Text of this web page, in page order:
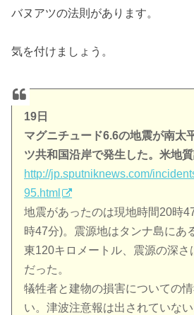
バヌアツの法則があります。
気を付けましょう。
19日
マグニチュード6.6の地震が南太
ツ共和国沿岸で発生した。米地質
http://jp.sputniknews.com/
95.html
地震があったのは現地時間20時
時47分)。震源地はタンナ島にあ
東120キロメートル、震源の深さ
だった。
犠牲者と建物の損害についての
い。津波注意報は出されていない